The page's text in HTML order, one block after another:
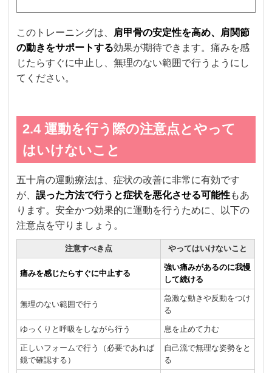
このトレーニングは、
肩甲骨の安定性を高め、肩関節
の動きをサポートする効果が期待できます。痛みを感
じたらすぐに中止し、無理のない範囲で行うようにし
てください。
2.4 運動を行う際の注意点とやって
はいけないこと
五十肩の運動療法は、症状の改善に非常に有効です
が、誤った方法で行うと症状を悪化させる可能性もあ
ります。安全かつ効果的に運動を行うために、以下の
注意点を守りましょう。
注意すべき点 やってはいけないこと
痛みを感じたらすぐに中止する
強い痛みがあるのに我慢
して続ける
無理のない範囲で行う
急激な動きや反動をつけ
る
ゆっくりと呼吸をしながら行う 息を止めて力む
正しいフォームで行う（必要であれば
鏡で確認する）
自己流で無理な姿勢をと
る